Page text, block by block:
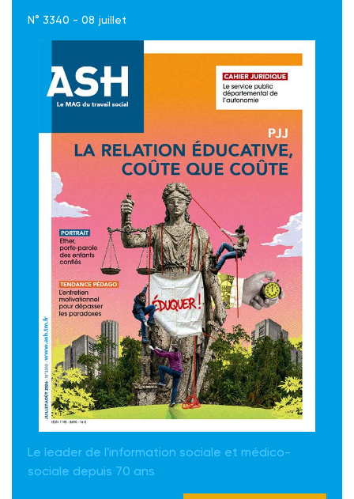
N° 3340 - 08 juillet
Le leader de l'information sociale et médico-
sociale depuis 70 ans